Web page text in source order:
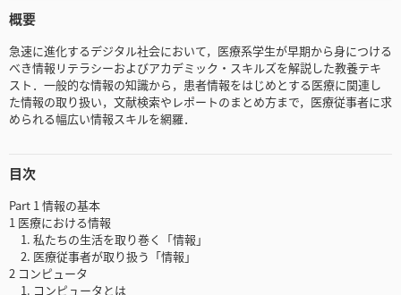
概要
急速に進化するデジタル社会において，医療系学生が早期から身につける
べき情報リテラシーおよびアカデミック・スキルズを解説した教養テキ
スト．一般的な情報の知識から，患者情報をはじめとする医療に関連し
た情報の取り扱い，文献検索やレポートのまとめ方まで，医療従事者に求
められる幅広い情報スキルを網羅．
目次
Part 1 情報の基本
1 医療における情報
1. 私たちの生活を取り巻く「情報」
2. 医療従事者が取り扱う「情報」
2 コンピュータ
1. コンピュータとは